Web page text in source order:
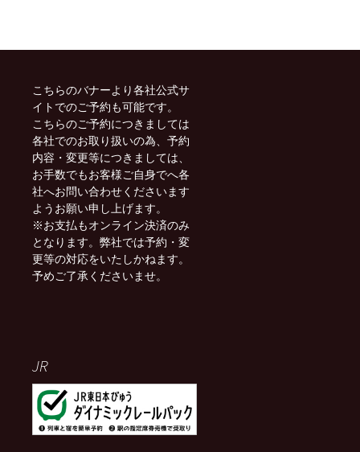
こちらのバナーより各社公式サ
イトでのご予約も可能です。
こちらのご予約につきましては
各社でのお取り扱いの為、予約
内容・変更等につきましては、
お手数でもお客様ご自身でへ各
社へお問い合わせくださいます
ようお願い申し上げます。
※お支払もオンライン決済のみ
となります。弊社では予約・変
更等の対応をいたしかねます。
予めご了承くださいませ。
JR